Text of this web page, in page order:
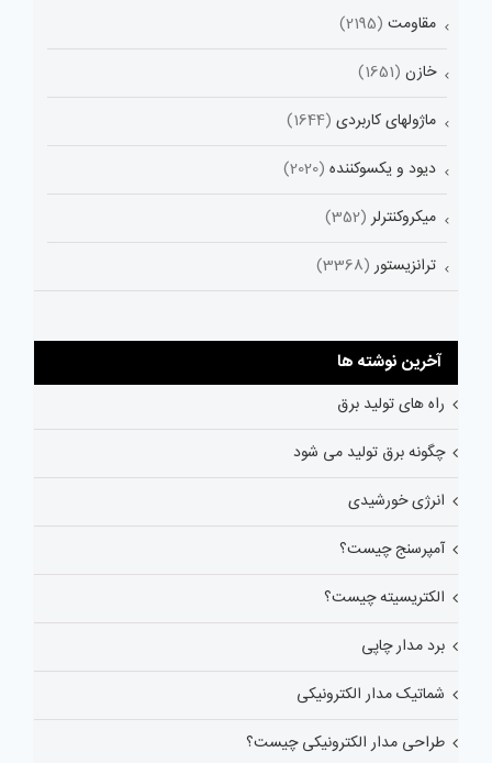
مقاومت (2195)
خازن (1651)
ماژولهای کاربردی (1644)
دیود و یکسوکننده (2020)
میکروکنترلر (352)
ترانزیستور (3368)
آخرین نوشته ها
راه های تولید برق
چگونه برق تولید می شود
انرژی خورشیدی
آمپرسنج چیست؟
الکتریسیته چیست؟
برد مدار چاپی
شماتیک مدار الکترونیکی
طراحی مدار الکترونیکی چیست؟